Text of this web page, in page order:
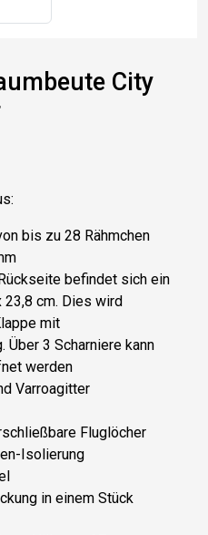
City
bis zu 28 Rähmchen
befindet sich ein
cm. Dies wird
mit
Über 3 Scharniere kann
werden
Varroagitter
Fluglöcher
Isolierung
in einem Stück